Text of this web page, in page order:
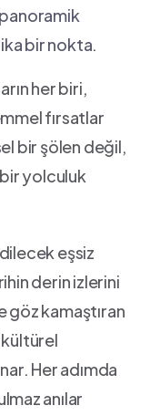
bir nokta.
her biri,
fırsatlar
bir şölen değil,
yolculuk‌
eşsiz
derin izlerini
göz kamaştıran
kültürel
Her adımda
⁢anılar